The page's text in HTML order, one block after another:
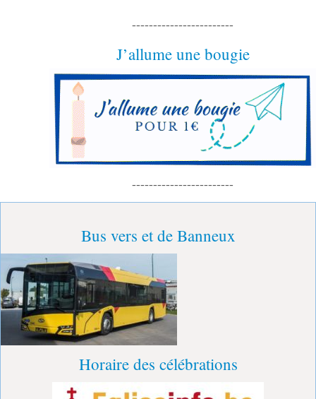
------------------------
J’allume une bougie
------------------------
Bus vers et de Banneux
Horaire des célébrations